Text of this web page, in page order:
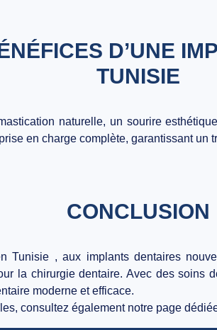
D’UNE
TUNISIE
naturelle, un sourire
en charge complète, garantissant un
CONCLUSION
Tunisie , aux implants dentaires
la chirurgie dentaire. Avec des soins
moderne et efficace.
consultez également notre page